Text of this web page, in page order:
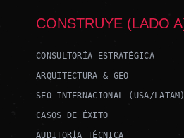
CONSTRUYE (LADO
CONSULTORÍA ESTRATÉGICA
ARQUITECTURA & GEO
SEO INTERNACIONAL (USA/LATAM)
CASOS DE ÉXITO
AUDITORÍA TÉCNICA